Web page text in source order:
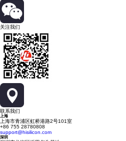
关注我们
联系我们
上海
上海市青浦区虹桥港路2号101室
+86 755 28780808
support@hisilicon.com
深圳